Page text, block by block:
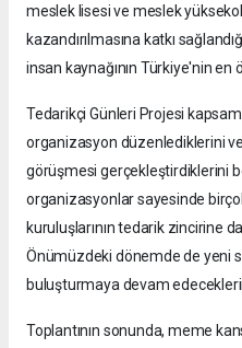
meslek lisesi ve meslek
kazandırılmasına katkı
insan kaynağının Türkiye'nin
Tedarikçi Günleri Projesi
organizasyon düzenlediklerini
görüşmesi gerçekleştirdiklerini
organizasyonlar sayesinde
kuruluşlarının tedarik zincirine
Önümüzdeki dönemde de yeni
buluşturmaya devam
Toplantının sonunda, meme